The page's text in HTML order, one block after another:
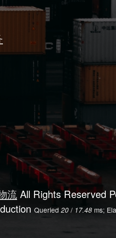
流 All Rights Reserved
Queried20 / 17.48 ms;